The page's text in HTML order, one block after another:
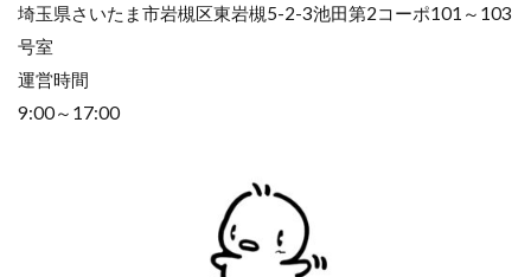
埼玉県さいたま市岩槻区東岩槻5-2-3池田第2コーポ101～103
号室
運営時間
9:00～17:00